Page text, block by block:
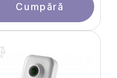
Cumpără